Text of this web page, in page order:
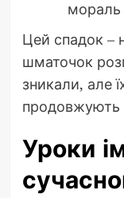
мораль
Цей спадок –
шматочок
зникали, але
продовжують
Уроки